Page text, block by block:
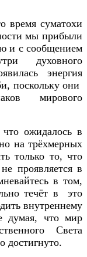
время суматохи
мы прибыли
и с сообщением
духовного
энергия
поскольку они
мирового
ожидалось в
на трёхмерных
только то, что
проявляется в
в том,
течёт в это
внутреннему
думая, что мир
Света
достигнуто.